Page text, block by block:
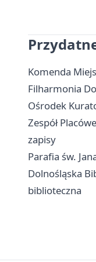
Komenda
Filharmonia
Ośrodek
Zespół
zapisy
Parafia św.
Dolnośląska
biblioteczna